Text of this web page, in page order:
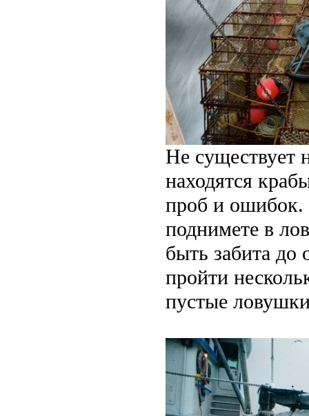
Не существует
находятся
проб и ошибок.
поднимете в
быть забита
пройти
пустые